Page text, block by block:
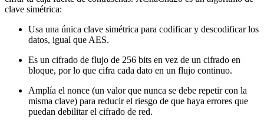
clave simétrica:
Usa una única clave simétrica para codificar y descodificar los
datos, igual que AES.
Es un cifrado de flujo de 256 bits en vez de un cifrado en
bloque, por lo que cifra cada dato en un flujo continuo.
Amplía el nonce (un valor que nunca se debe repetir con la
misma clave) para reducir el riesgo de que haya errores que
puedan debilitar el cifrado de red.